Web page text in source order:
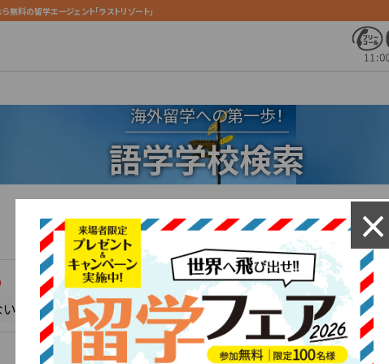
無料の留学エージェント「ラストリゾート」
×
語学学校検索
海外留学への第一歩！
語学学校ごとにお見積もりも可能です。
都市 必須